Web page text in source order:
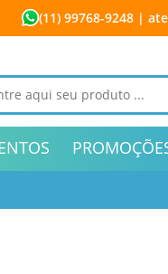
(11) 99768-9248 |